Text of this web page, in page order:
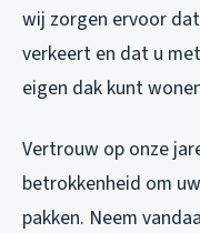
wij zorgen ervoor
verkeert en dat u
eigen dak kunt
Vertrouw op onze
betrokkenheid om
pakken. Neem